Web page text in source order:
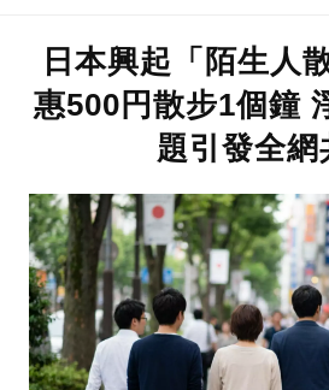
日本興起「陌生人
惠500円散步1個鐘
題引發全網